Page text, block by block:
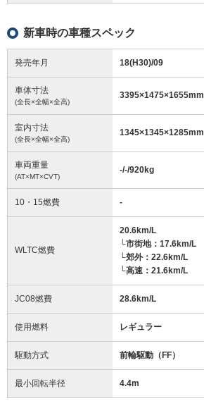
新車時の車種スペック
発売年月 18(H30)/09
車体寸法
(全長×全幅×全高)
3395×1475×1655mm
室内寸法
(全長×全幅×全高)
1345×1345×1285mm
車両重量
(AT×MT×CVT)
-/-/920kg
10・15燃費 -
WLTC燃費
20.6km/L
└市街地：17.6km/L
└郊外：22.6km/L
└高速：21.6km/L
JC08燃費 28.6km/L
使用燃料 レギュラー
駆動方式 前輪駆動（FF）
最小回転半径 4.4m